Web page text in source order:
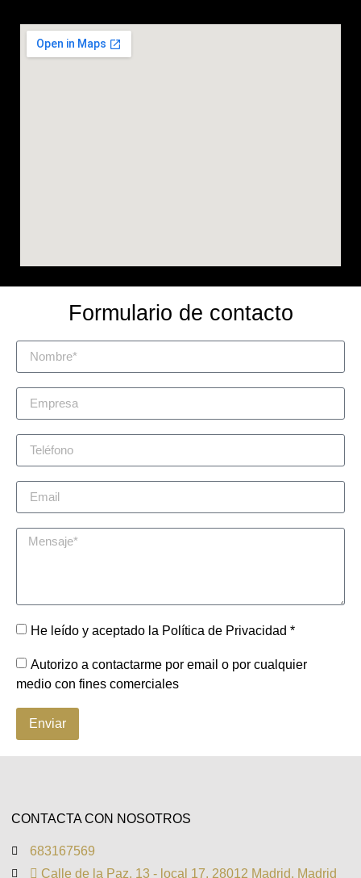
Formulario de contacto
He leído y aceptado la Política de Privacidad *
Autorizo a contactarme por email o por cualquier
medio con fines comerciales
Enviar
CONTACTA CON NOSOTROS
683167569
 Calle de la Paz, 13 - local 17, 28012 Madrid, Madrid